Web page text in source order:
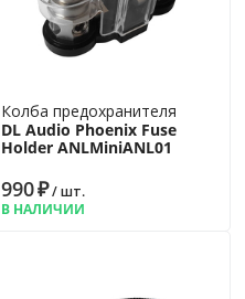
Колба предохранителя
DL Audio Phoenix Fuse
Holder ANLMiniANL01
990₽/ шт.
В НАЛИЧИИ